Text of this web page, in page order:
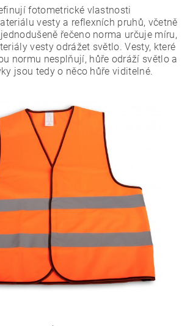
fotometrické vlastnosti
vesty a reflexních pruhů, včetně
řečeno norma určuje míru,
vesty odrážet světlo. Vesty, které
normu nesplňují, hůře odráží světlo a
jsou tedy o něco hůře viditelné.